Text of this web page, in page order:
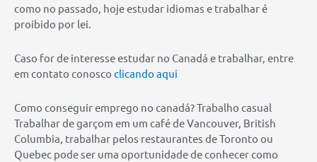
como no passado, hoje estudar idiomas e trabalhar é
proibido por lei.
Caso for de interesse estudar no Canadá e trabalhar, entre
em contato conosco clicando aqui
Como conseguir emprego no canadá? Trabalho casual
Trabalhar de garçom em um café de Vancouver, British
Columbia, trabalhar pelos restaurantes de Toronto ou
Quebec pode ser uma oportunidade de conhecer como